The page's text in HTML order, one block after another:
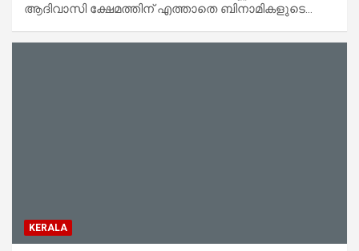
ആദിവാസി ക്ഷേമത്തിന് എത്താതെ ബിനാമികളുടെ…
KERALA